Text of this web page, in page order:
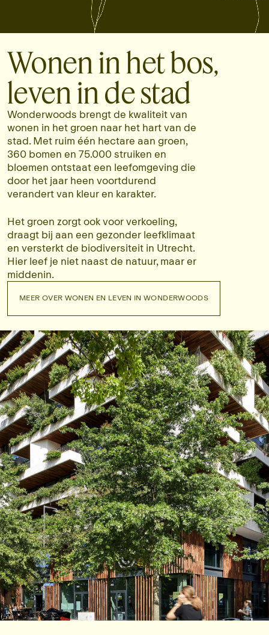
Wonen in het bos,
leven in de stad
Wonderwoods brengt de kwaliteit van
wonen in het groen naar het hart van de
stad. Met ruim één hectare aan groen,
360 bomen en 75.000 struiken en
bloemen ontstaat een leefomgeving die
door het jaar heen voortdurend
verandert van kleur en karakter.
Het groen zorgt ook voor verkoeling,
draagt bij aan een gezonder leefklimaat
en versterkt de biodiversiteit in Utrecht.
Hier leef je niet naast de natuur, maar er
middenin.
MEER OVER WONEN EN LEVEN IN WONDERWOODS